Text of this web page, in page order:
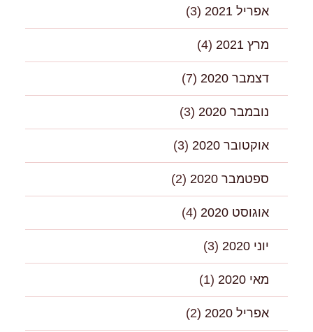
אפריל 2021 (3)
מרץ 2021 (4)
דצמבר 2020 (7)
נובמבר 2020 (3)
אוקטובר 2020 (3)
ספטמבר 2020 (2)
אוגוסט 2020 (4)
יוני 2020 (3)
מאי 2020 (1)
אפריל 2020 (2)